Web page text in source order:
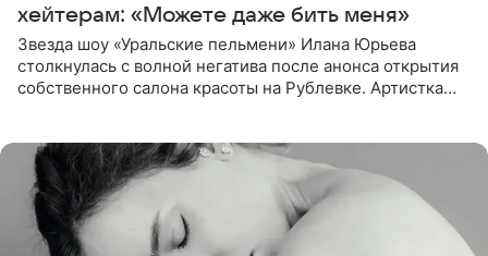
хейтерам: «Можете даже бить меня»
Звезда шоу «Уральские пельмени» Илана Юрьева
столкнулась с волной негатива после анонса открытия
собственного салона красоты на Рублевке. Артистка